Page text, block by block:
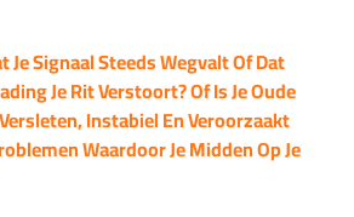
Je Signaal Steeds Wegvalt Of Dat
Je Rit Verstoort? Of Is Je Oude
Instabiel En Veroorzaakt
Waardoor Je Midden Op Je